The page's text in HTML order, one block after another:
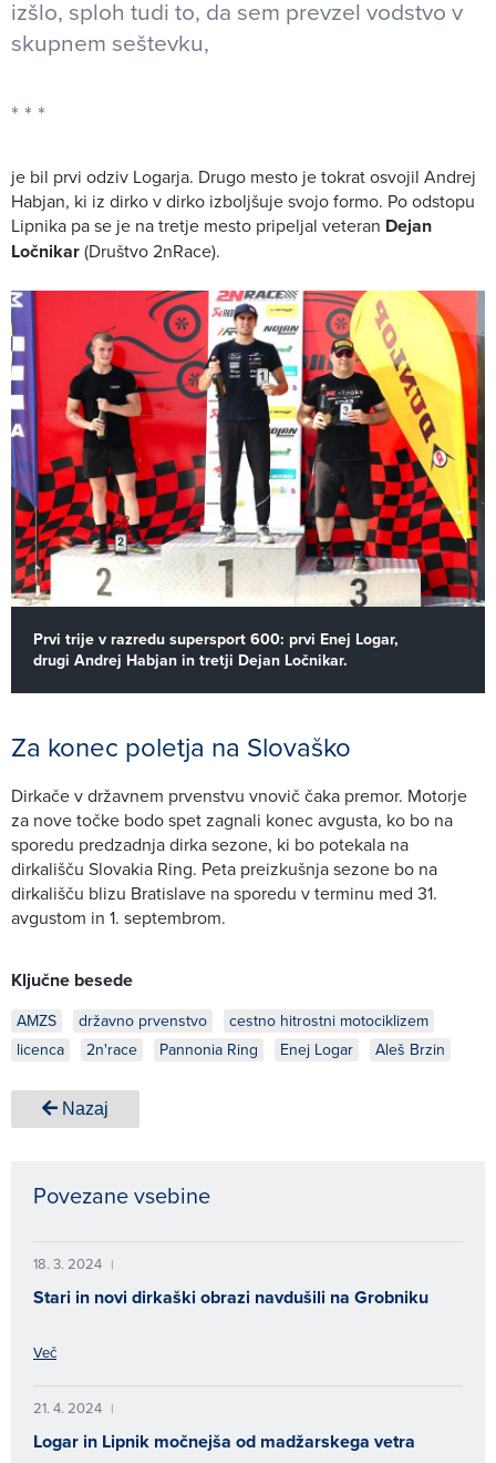
izšlo, sploh tudi to, da sem prevzel vodstvo v
skupnem seštevku,
je bil prvi odziv Logarja. Drugo mesto je tokrat osvojil Andrej
Habjan, ki iz dirko v dirko izboljšuje svojo formo. Po odstopu
Lipnika pa se je na tretje mesto pripeljal veteran Dejan
Ločnikar(Društvo 2nRace).
Prvi trije v razredu supersport 600: prvi Enej Logar,
drugi Andrej Habjan in tretji Dejan Ločnikar.
Za konec poletja na Slovaško
Dirkače v državnem prvenstvu vnovič čaka premor. Motorje
za nove točke bodo spet zagnali konec avgusta, ko bo na
sporedu predzadnja dirka sezone, ki bo potekala na
dirkališču Slovakia Ring. Peta preizkušnja sezone bo na
dirkališču blizu Bratislave na sporedu v terminu med 31.
avgustom in 1. septembrom.
Ključne besede
AMZS državno prvenstvo
cestno hitrostni motociklizem
licenca
2n'race Pannonia Ring Enej Logar Aleš Brzin
Nazaj
Povezane vsebine
18. 3. 2024 |
Stari in novi dirkaški obrazi navdušili na Grobniku
Več
21. 4. 2024 |
Logar in Lipnik močnejša od madžarskega vetra